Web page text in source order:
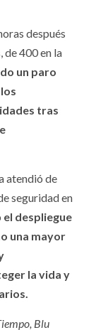
después
de 400 en la
un paro
tras
atendió de
seguridad en
el despliegue
una mayor
la vida y
Blu